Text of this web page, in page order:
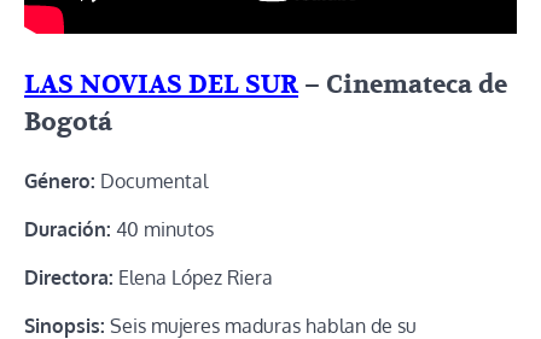
LAS NOVIAS DEL SUR– Cinemateca de
Bogotá
Género: Documental
Duración: 40 minutos
Directora: Elena López Riera
Sinopsis: Seis mujeres maduras hablan de su